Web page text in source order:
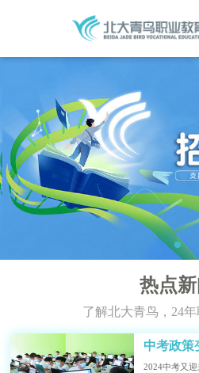
热点新
了解北大青鸟，24
中考政策
2024中考又迎